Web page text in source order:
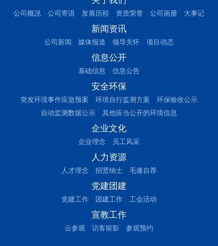
公司概况 公司寄语 发展历程 资质荣誉 公司画册 大事记
新闻资讯
公司新闻 媒体报道 领导关怀 项目动态
信息公开
基础信息 信息公告
安全环保
突发环境事件应急预案 环境自行监测方案
环保验收公示
自动监测数据公示
其他应当公开的环境信息
企业文化
企业理念 员工风采
人力资源
人才理念 招贤纳士 毛遂自荐
党建团建
党建工作 团建工作 工会活动
宣教工作
云参观 访客留影 参观预约